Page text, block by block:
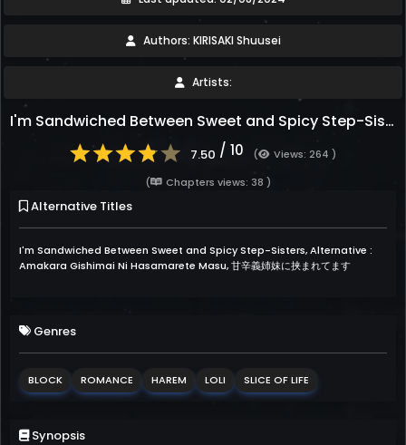
Authors: KIRISAKI Shuusei
Artists:
I'm Sandwiched Between Sweet and Spicy Step-Sisters
7.50 / 10 (
Views: 264 )
(
Chapters views: 38 )
Alternative Titles
I'm Sandwiched Between Sweet and Spicy Step-Sisters, Alternative :
Amakara Gishimai Ni Hasamarete Masu, 甘辛義姉妹に挟まれてます
Genres
BLOCK ROMANCE HAREM LOLI SLICE OF LIFE
Synopsis